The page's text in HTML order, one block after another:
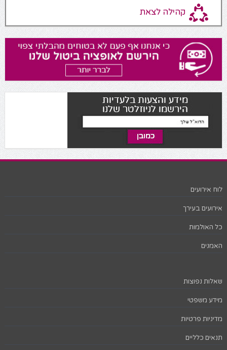
קהילה לצאת
לוח אירועים
אירועים בעירך
כל האולמות
האמנים
שאלות נפוצות
מידע משפטי
מדיניות פרטיות
תנאים כלליים